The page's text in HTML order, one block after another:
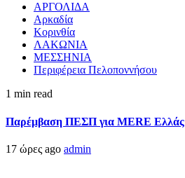
ΑΡΓΟΛΙΔΑ
Αρκαδία
Κορινθία
ΛΑΚΩΝΙΑ
ΜΕΣΣΗΝΙΑ
Περιφέρεια Πελοποννήσου
1 min read
Παρέμβαση ΠΕΣΠ για MERE Ελλάς
17 ώρες ago admin